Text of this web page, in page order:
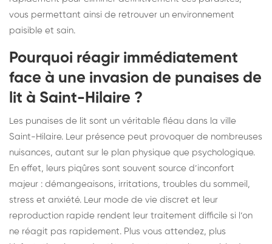
vous permettant ainsi de retrouver un environnement
paisible et sain.
Pourquoi réagir immédiatement
face à une invasion de punaises de
lit à Saint-Hilaire ?
Les punaises de lit sont un véritable fléau dans la ville
Saint-Hilaire. Leur présence peut provoquer de nombreuses
nuisances, autant sur le plan physique que psychologique.
En effet, leurs piqûres sont souvent source d’inconfort
majeur : démangeaisons, irritations, troubles du sommeil,
stress et anxiété. Leur mode de vie discret et leur
reproduction rapide rendent leur traitement difficile si l’on
ne réagit pas rapidement. Plus vous attendez, plus